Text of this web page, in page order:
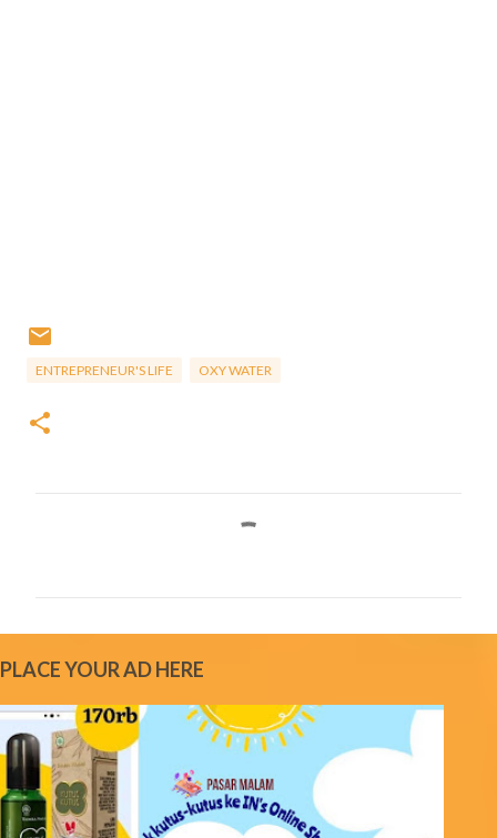
ENTREPRENEUR'S LIFE OXY WATER
m
n
t
s
PLACE YOUR AD HERE